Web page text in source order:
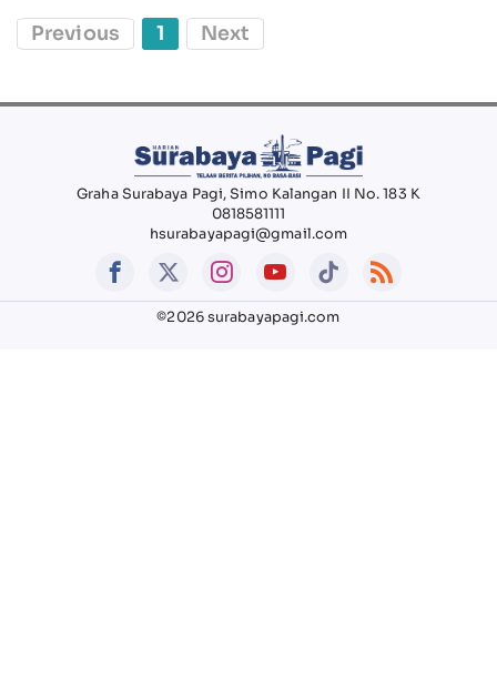
Previous 1 Next
Graha Surabaya Pagi, Simo Kalangan II No. 183 K
0818581111
hsurabayapagi@gmail.com
©2026 surabayapagi.com